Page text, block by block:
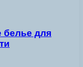
белье для